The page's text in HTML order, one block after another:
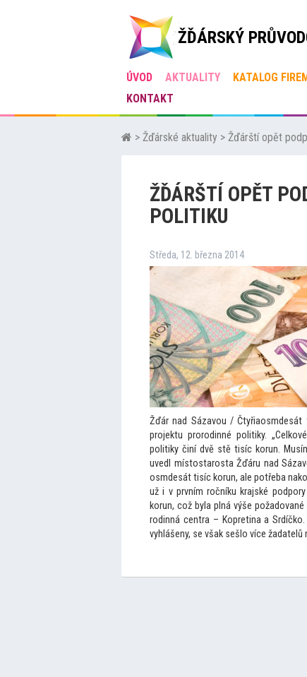
ŽĎÁRSKÝ
ÚVOD AKTUALITY KATALOG
KONTAKT
> Žďárské aktuality > Žďárští opět
ŽĎÁRŠTÍ OPĚT
POLITIKU
Středa, 12. března 2014
Žďár nad Sázavou /
projektu prorodinné politiky.
politiky činí dvě stě tisíc korun.
uvedl místostarosta Žďáru nad
osmdesát tisíc korun, ale potřeba
už i v prvním ročníku krajské
korun, což byla plná výše požadované
rodinná centra – Kopretina a
vyhlášeny, se však sešlo více žadatelů